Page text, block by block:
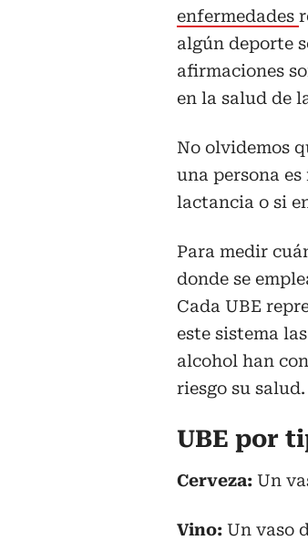
enfermedades
algún deporte
afirmaciones
en la salud de
No olvidemos
una persona es
lactancia o si
Para medir
donde se
Cada UBE
este sistema
alcohol han
riesgo su salud.
UBE por
Cerveza: Un
Vino: Un vaso